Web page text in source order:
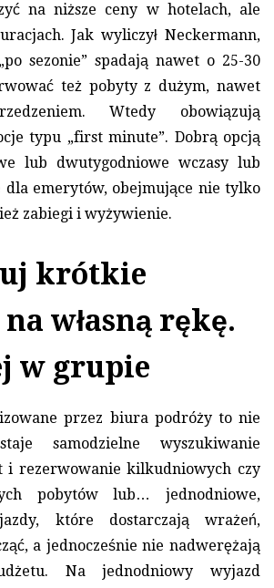
na niższe ceny w hotelach, ale
Jak wyliczył Neckermann,
sezonie” spadają nawet o 25-30
też pobyty z dużym, nawet
Wtedy obowiązują
typu „first minute”. Dobrą opcją
lub dwutygodniowe wczasy lub
dla emerytów, obejmujące nie tylko
zabiegi i wyżywienie.
krótkie
własną rękę.
w grupie
przez biura podróży to nie
samodzielne wyszukiwanie
i rezerwowanie kilkudniowych czy
pobytów lub… jednodniowe,
które dostarczają wrażeń,
a jednocześnie nie nadwerężają
Na jednodniowy wyjazd